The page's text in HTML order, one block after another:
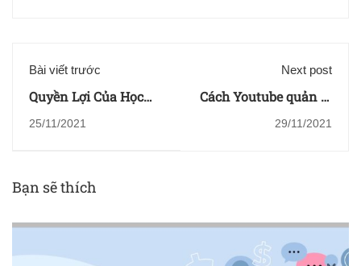
Bài viết trước
Quyền Lợi Của Học
Animation
25/11/2021
Next post
Cách Youtube quản lý
Animator hàng đầu
29/11/2021
Bạn sẽ thích